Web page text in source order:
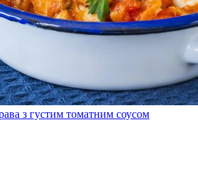
з густим томатним соусом